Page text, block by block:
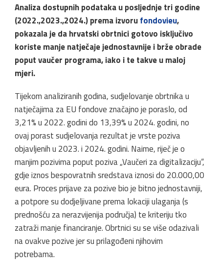
Analiza dostupnih podataka u posljednje tri godine
(2022.,2023.,2024.) prema izvorufondovieu,
pokazala je da hrvatski obrtnici gotovo isključivo
koriste manje natječaje jednostavnije i brže obrade
poput vaučer programa, iako i te takve u maloj
mjeri.
Tijekom analiziranih godina, sudjelovanje obrtnika u
natječajima za EU fondove značajno je poraslo, od
3,21% u 2022. godini do 13,39% u 2024. godini, no
ovaj porast sudjelovanja rezultat je vrste poziva
objavljenih u 2023. i 2024. godini. Naime, riječ je o
manjim pozivima poput poziva „Vaučeri za digitalizaciju“,
gdje iznos bespovratnih sredstava iznosi do 20.000,00
eura. Proces prijave za pozive bio je bitno jednostavniji,
a potpore su dodjeljivane prema lokaciji ulaganja (s
prednošću za nerazvijenija područja) te kriteriju tko
zatraži manje financiranje. Obrtnici su se više odazivali
na ovakve pozive jer su prilagođeni njihovim
potrebama.